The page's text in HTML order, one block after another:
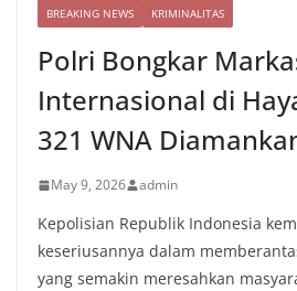
BREAKING NEWS KRIMINALITAS
Polri Bongkar
Internasional di
321 WNA
May 9, 2026 admin
Kepolisian Republik Indonesia
keseriusannya dalam
yang semakin meresahkan